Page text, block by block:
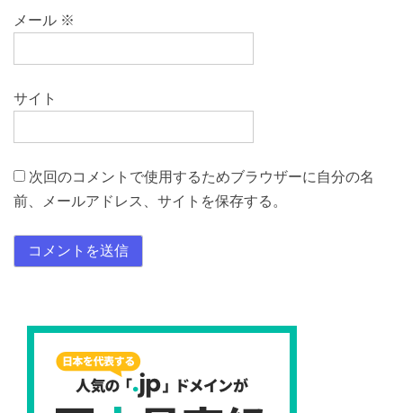
メール ※
サイト
次回のコメントで使用するためブラウザーに自分の名
前、メールアドレス、サイトを保存する。